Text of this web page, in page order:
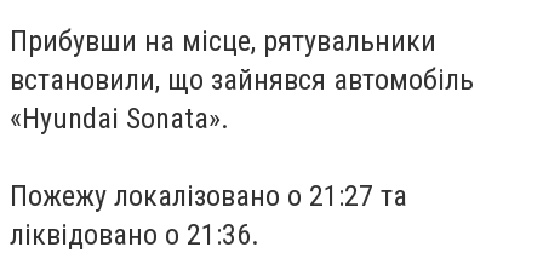
Прибувши на місце, рятувальники
встановили, що зайнявся автомобіль
«Hyundai Sonata».
Пожежу локалізовано о 21:27 та
ліквідовано о 21:36.